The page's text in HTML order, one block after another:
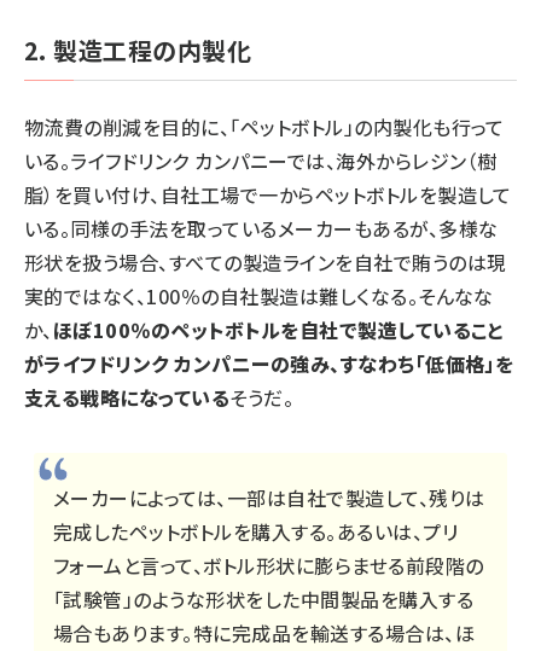
2. 製造工程の内製化
物流費の削減を目的に、「ペットボトル」の内製化も行って
いる。ライフドリンク カンパニーでは、海外からレジン（樹
脂）を買い付け、自社工場で一からペットボトルを製造して
いる。同様の手法を取っているメーカーもあるが、多様な
形状を扱う場合、すべての製造ラインを自社で賄うのは現
実的ではなく、100％の自社製造は難しくなる。そんなな
か、ほぼ100％のペットボトルを自社で製造していること
がライフドリンク カンパニーの強み、すなわち「低価格」を
支える戦略になっているそうだ。
メーカーによっては、一部は自社で製造して、残りは
完成したペットボトルを購入する。あるいは、プリ
フォームと言って、ボトル形状に膨らませる前段階の
「試験管」のような形状をした中間製品を購入する
場合もあります。特に完成品を輸送する場合は、ほ